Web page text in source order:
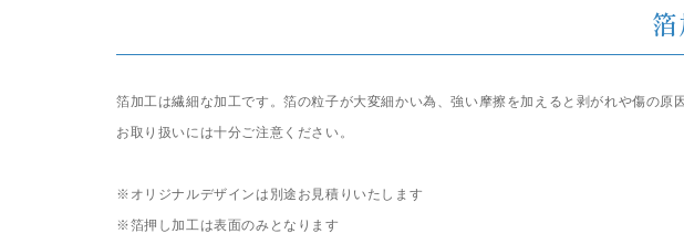
フォトグッズ カレンダー ボックス
箔加工は繊細な加工です。箔の粒子が大変細かい為、強い摩擦を加えると剥がれや傷の原
お取り扱いには十分ご注意ください。
※オリジナルデザインは別途お見積りいたします
※箔押し加工は表面のみとなります